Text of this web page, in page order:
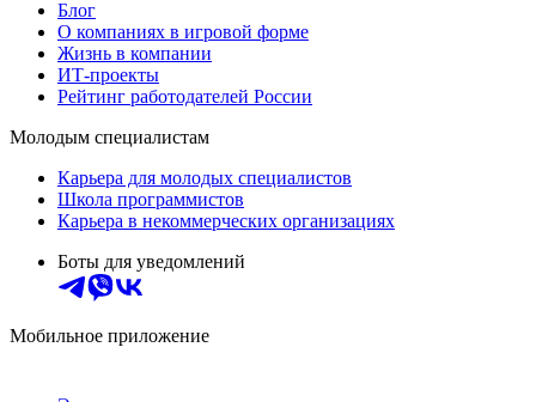
Блог
О компаниях в игровой форме
Жизнь в компании
ИТ-проекты
Рейтинг работодателей России
Молодым специалистам
Карьера для молодых специалистов
Школа программистов
Карьера в некоммерческих организациях
Боты для уведомлений
Мобильное приложение